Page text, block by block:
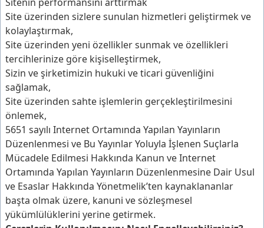
Site üzerinden sizlere sunulan hizmetleri geliştirmek ve
kolaylaştırmak,
Site üzerinden yeni özellikler sunmak ve özellikleri
tercihlerinize göre kişiselleştirmek,
Sizin ve şirketimizin hukuki ve ticari güvenliğini
sağlamak,
Site üzerinden sahte işlemlerin gerçekleştirilmesini
önlemek,
5651 sayılı Internet Ortamında Yapılan Yayınların
Düzenlenmesi ve Bu Yayınlar Yoluyla İşlenen Suçlarla
Mücadele Edilmesi Hakkında Kanun ve Internet
Ortamında Yapılan Yayınların Düzenlenmesine Dair Usul
ve Esaslar Hakkında Yönetmelik’ten kaynaklananlar
başta olmak üzere, kanuni ve sözleşmesel
yükümlülüklerini yerine getirmek.